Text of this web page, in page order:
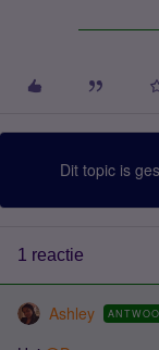
Dit topic is
1 reactie
Ashley